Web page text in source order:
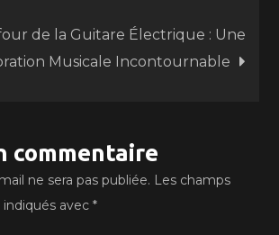
de la Guitare Électrique : Une
Musicale Incontournable
commentaire
ne sera pas publiée. Les champs
indiqués avec*